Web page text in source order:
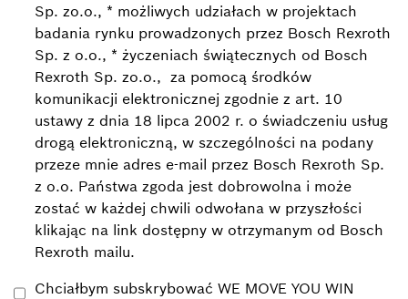
Sp. zo.o., * możliwych udziałach w projektach
badania rynku prowadzonych przez Bosch Rexroth
Sp. z o.o., * życzeniach świątecznych od Bosch
Rexroth Sp. zo.o., za pomocą środków
komunikacji elektronicznej zgodnie z art. 10
ustawy z dnia 18 lipca 2002 r. o świadczeniu usług
drogą elektroniczną, w szczególności na podany
przeze mnie adres e-mail przez Bosch Rexroth Sp.
z o.o. Państwa zgoda jest dobrowolna i może
zostać w każdej chwili odwołana w przyszłości
klikając na link dostępny w otrzymanym od Bosch
Rexroth mailu.
Chciałbym subskrybować WE MOVE YOU WIN